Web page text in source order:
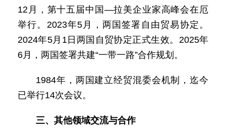
12月，第十五届中国—拉美企业家高峰会在厄
举行。2023年5月，两国签署自由贸易协定。
2024年5月1日两国自贸协定正式生效。2025年
6月，两国签署共建“一带一路”合作规划。
1984年，两国建立经贸混委会机制，迄今
已举行14次会议。
三、其他领域交流与合作